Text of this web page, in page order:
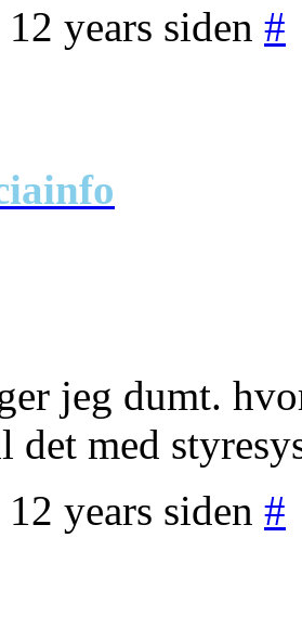
years siden #
jeg dumt.
med
years siden #